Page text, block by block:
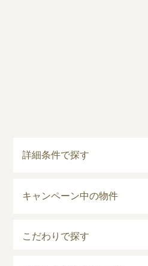
詳細条件で探す
キャンペーン中の物件
こだわりで探す